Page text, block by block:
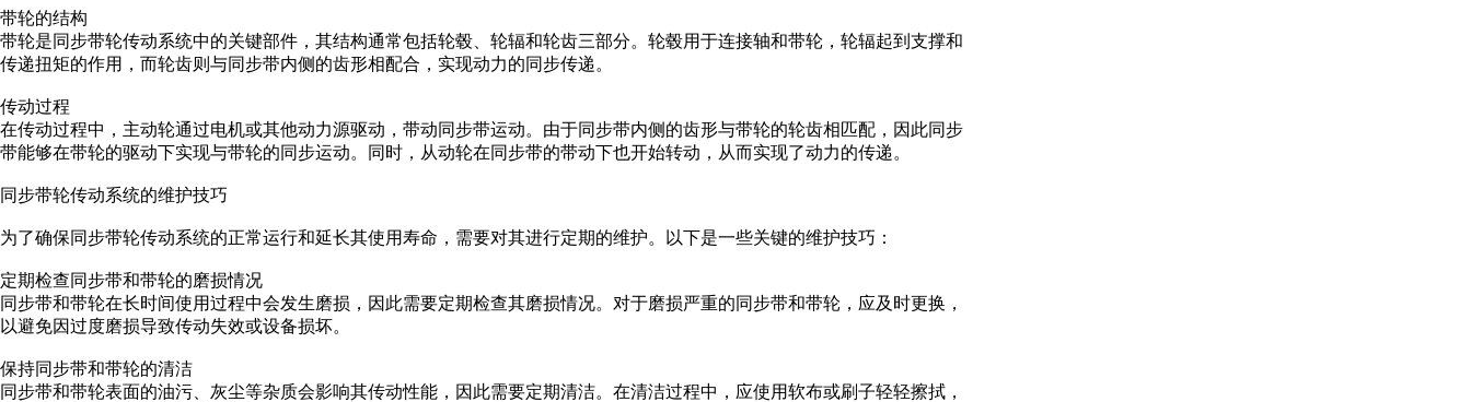
带轮的结构
带轮是同步带轮传动系统中的关键部件，其结构通常包括轮毂、轮辐和轮齿三部分。轮毂用于连接轴和带轮，轮辐起到支撑和
传递扭矩的作用，而轮齿则与同步带内侧的齿形相配合，实现动力的同步传递。
传动过程
在传动过程中，主动轮通过电机或其他动力源驱动，带动同步带运动。由于同步带内侧的齿形与带轮的轮齿相匹配，因此同步
带能够在带轮的驱动下实现与带轮的同步运动。同时，从动轮在同步带的带动下也开始转动，从而实现了动力的传递。
同步带轮传动系统的维护技巧
为了确保同步带轮传动系统的正常运行和延长其使用寿命，需要对其进行定期的维护。以下是一些关键的维护技巧：
定期检查同步带和带轮的磨损情况
同步带和带轮在长时间使用过程中会发生磨损，因此需要定期检查其磨损情况。对于磨损严重的同步带和带轮，应及时更换，
以避免因过度磨损导致传动失效或设备损坏。
保持同步带和带轮的清洁
同步带和带轮表面的油污、灰尘等杂质会影响其传动性能，因此需要定期清洁。在清洁过程中，应使用软布或刷子轻轻擦拭，